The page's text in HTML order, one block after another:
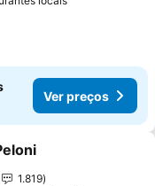
Ver preços
aos favoritos
1.819